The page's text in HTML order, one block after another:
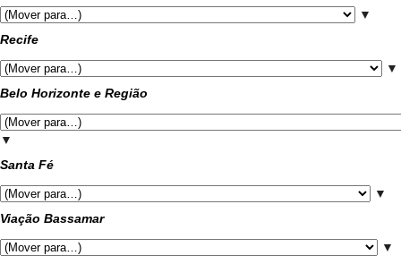
▼
Recife
▼
Belo Horizonte e Região
▼
Santa Fé
▼
Viação Bassamar
▼